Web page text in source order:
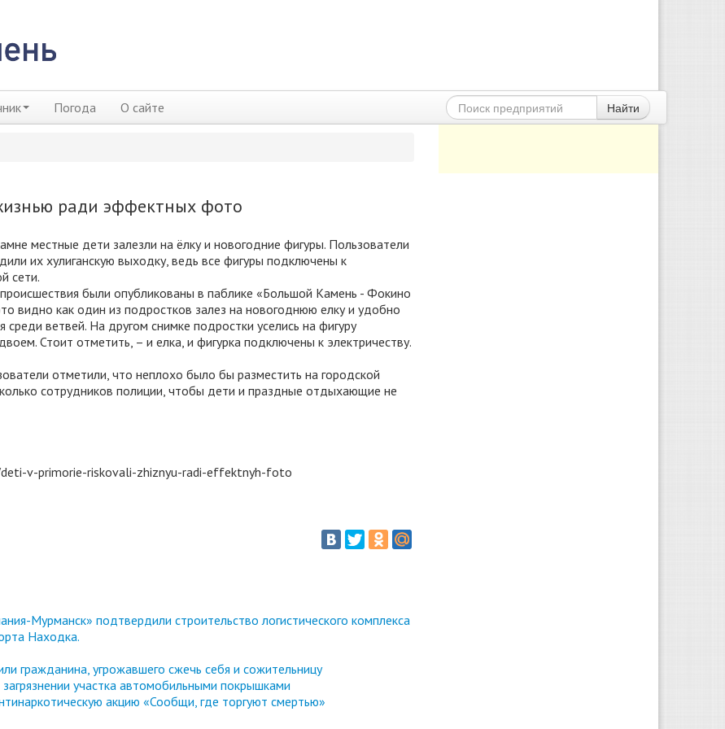
Погода О сайте Найти
ради эффектных фото
местные дети залезли на ёлку и новогодние фигуры. Пользователи
их хулиганскую выходку, ведь все фигуры подключены к
сети.
были опубликованы в паблике «Большой Камень - Фокино
видно как один из подростков залез на новогоднюю елку и удобно
среди ветвей. На другом снимке подростки уселись на фигуру
Стоит отметить, – и елка, и фигурка подключены к электричеству.
отметили, что неплохо было бы разместить на городской
сотрудников полиции, чтобы дети и праздные отдыхающие не
v-primorie-riskovali-zhiznyu-radi-effektnyh-foto
Мурманск» подтвердили строительство логистического комплекса
Находка.
гражданина, угрожавшего сжечь себя и сожительницу
участка автомобильными покрышками
акцию «Сообщи, где торгуют смертью»